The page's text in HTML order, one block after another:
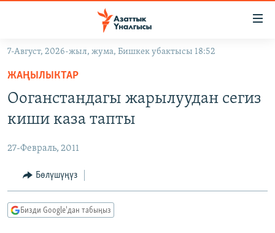
Навигацияга
өтүңүз
Издөөгө
салыңыз
ЭКОНОМИКА
МАДАНИЯТ
БОРБОР АЗИЯ
АТАЙЫН ИЛИКТӨӨ
ТВ ПРОГРАММАЛАР
ЭКСПЕРТТЕР ТАЛДАЙТ
ӨЗГӨЧӨ ПИКИР
7-Август, 2026-жыл, жума, Бишкек убактысы 18:52
ЖАҢЫЛЫКТАР
Ооганстандагы жарылуудан сегиз
киши каза тапты
27-Февраль, 2011
Бөлүшүңүз
Бизди Google'дан табыңыз